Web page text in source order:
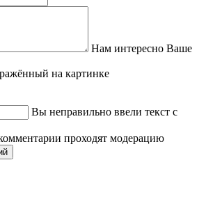
Нам интересно Ваше
на картинке
Вы неправильно ввели текст с
проходят модерацию